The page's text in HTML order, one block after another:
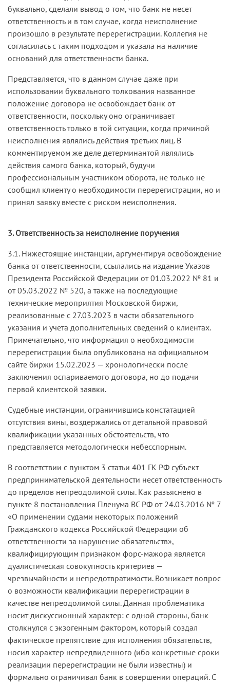
буквально, сделали вывод о том, что банк не несет
ответственность и в том случае, когда неисполнение
произошло в результате перерегистрации. Коллегия не
согласилась с таким подходом и указала на наличие
оснований для ответственности банка.
Представляется, что в данном случае даже при
использовании буквального толкования названное
положение договора не освобождает банк от
ответственности, поскольку оно ограничивает
ответственность только в той ситуации, когда причиной
неисполнения являлись действия третьих лиц. В
комментируемом же деле детерминантой являлись
действия самого банка, который, будучи
профессиональным участником оборота, не только не
сообщил клиенту о необходимости перерегистрации, но и
принял заявку вместе с риском неисполнения.
3. Ответственность за неисполнение поручения
3.1. Нижестоящие инстанции, аргументируя освобождение
банка от ответственности, ссылались на издание Указов
Президента Российской Федерации от 01.03.2022 № 81 и
от 05.03.2022 № 520, а также на последующие
технические мероприятия Московской биржи,
реализованные с 27.03.2023 в части обязательного
указания и учета дополнительных сведений о клиентах.
Примечательно, что информация о необходимости
перерегистрации была опубликована на официальном
сайте биржи 15.02.2023 — хронологически после
заключения оспариваемого договора, но до подачи
первой клиентской заявки.
Судебные инстанции, ограничившись констатацией
отсутствия вины, воздержались от детальной правовой
квалификации указанных обстоятельств, что
представляется методологически небесспорным.
В соответствии с пунктом 3 статьи 401 ГК РФ субъект
предпринимательской деятельности несет ответственность
до пределов непреодолимой силы. Как разъяснено в
пункте 8 постановления Пленума ВС РФ от 24.03.2016 № 7
«О применении судами некоторых положений
Гражданского кодекса Российской Федерации об
ответственности за нарушение обязательств»,
квалифицирующим признаком форс-мажора является
дуалистическая совокупность критериев —
чрезвычайности и непредотвратимости. Возникает вопрос
о возможности квалификации перерегистрации в
качестве непреодолимой силы. Данная проблематика
носит дискуссионный характер: с одной стороны, банк
столкнулся с экзогенным фактором, который создал
фактическое препятствие для исполнения обязательств,
носил характер непредвиденного (ибо конкретные сроки
реализации перерегистрации не были известны) и
формально ограничивал банк в совершении операций. С